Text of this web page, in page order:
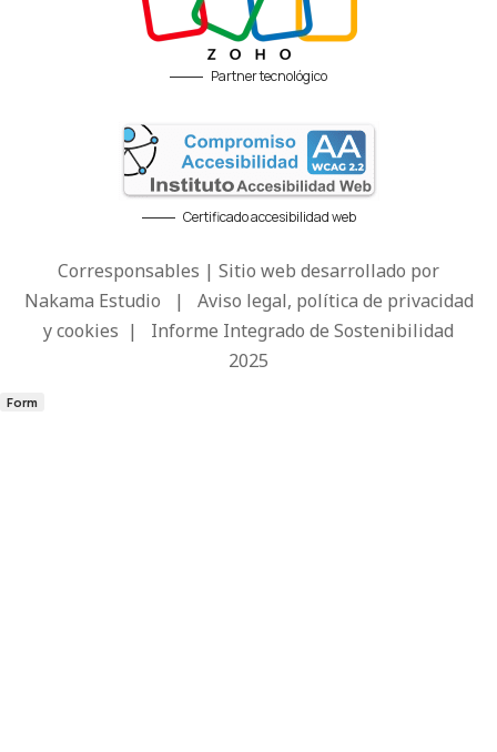
Partner tecnológico
Certificado accesibilidad web
Corresponsables | Sitio web desarrollado por
Nakama Estudio | Aviso legal, política de privacidad
y cookies | Informe Integrado de Sostenibilidad
2025
Form